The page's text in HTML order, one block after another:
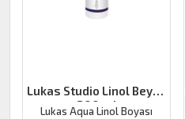
Lukas Studio Linol Beyaz
200 ml
Lukas Aqua Linol Boyası